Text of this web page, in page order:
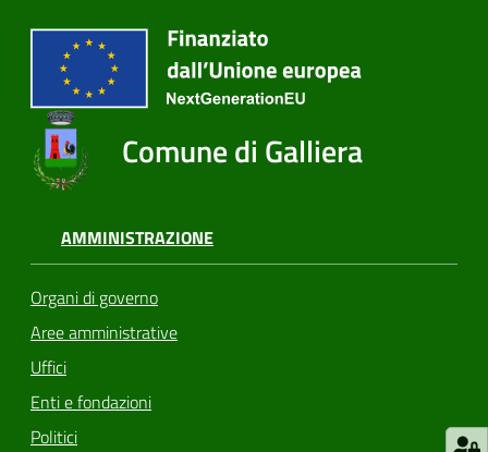
Comune di Galliera
AMMINISTRAZIONE
Organi di governo
Aree amministrative
Uffici
Enti e fondazioni
Politici